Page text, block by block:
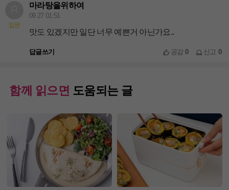
입문
마라탕을위하여
09.27 01:51
맛도 있겠지만 일단 너무 예쁜거 아닌가요..
답글쓰기 공감0 신고 0
함께 읽으면 도움되는 글